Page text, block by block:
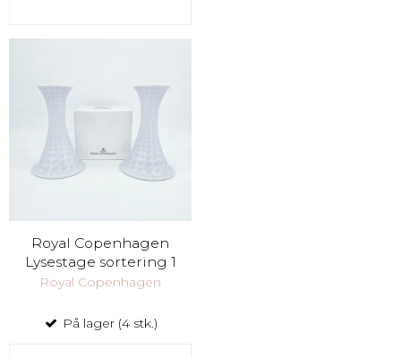
Royal Copenhagen
Lysestage sortering 1
Royal Copenhagen
På lager (4 stk.)